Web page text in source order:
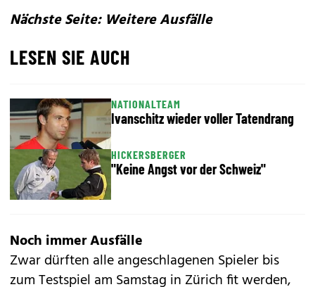
Nächste Seite: Weitere Ausfälle
LESEN SIE AUCH
NATIONALTEAM
Ivanschitz wieder voller Tatendrang
HICKERSBERGER
"Keine Angst vor der Schweiz"
Noch immer Ausfälle
Zwar dürften alle angeschlagenen Spieler bis
zum Testspiel am Samstag in Zürich fit werden,